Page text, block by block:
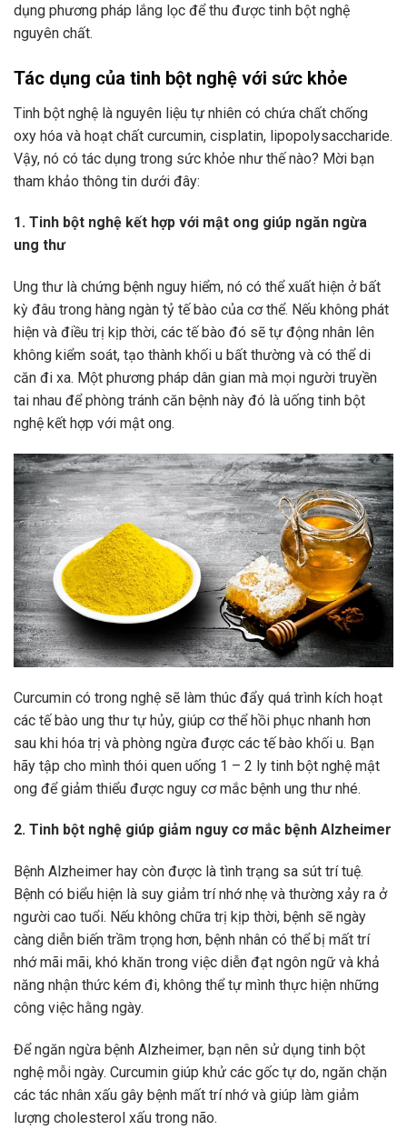
dụng phương pháp lắng lọc để thu được tinh bột nghệ
nguyên chất.
Tác dụng của tinh bột nghệ với sức khỏe
Tinh bột nghệ là nguyên liệu tự nhiên có chứa chất chống
oxy hóa và hoạt chất curcumin, cisplatin, lipopolysaccharide.
Vậy, nó có tác dụng trong sức khỏe như thế nào? Mời bạn
tham khảo thông tin dưới đây:
1. Tinh bột nghệ kết hợp với mật ong giúp ngăn ngừa
ung thư
Ung thư là chứng bệnh nguy hiểm, nó có thể xuất hiện ở bất
kỳ đâu trong hàng ngàn tỷ tế bào của cơ thể. Nếu không phát
hiện và điều trị kịp thời, các tế bào đó sẽ tự động nhân lên
không kiểm soát, tạo thành khối u bất thường và có thể di
căn đi xa. Một phương pháp dân gian mà mọi người truyền
tai nhau để phòng tránh căn bệnh này đó là uống tinh bột
nghệ kết hợp với mật ong.
Curcumin có trong nghệ sẽ làm thúc đẩy quá trình kích hoạt
các tế bào ung thư tự hủy, giúp cơ thể hồi phục nhanh hơn
sau khi hóa trị và phòng ngừa được các tế bào khối u. Bạn
hãy tập cho mình thói quen uống 1 – 2 ly tinh bột nghệ mật
ong để giảm thiểu được nguy cơ mắc bệnh ung thư nhé.
2. Tinh bột nghệ giúp giảm nguy cơ mắc bệnh Alzheimer
Bệnh Alzheimer hay còn được là tình trạng sa sút trí tuệ.
Bệnh có biểu hiện là suy giảm trí nhớ nhẹ và thường xảy ra ở
người cao tuổi. Nếu không chữa trị kịp thời, bệnh sẽ ngày
càng diễn biến trầm trọng hơn, bệnh nhân có thể bị mất trí
nhớ mãi mãi, khó khăn trong việc diễn đạt ngôn ngữ và khả
năng nhận thức kém đi, không thể tự mình thực hiện những
công việc hằng ngày.
Để ngăn ngừa bệnh Alzheimer, bạn nên sử dụng tinh bột
nghệ mỗi ngày. Curcumin giúp khử các gốc tự do, ngăn chặn
các tác nhân xấu gây bệnh mất trí nhớ và giúp làm giảm
lượng cholesterol xấu trong não.